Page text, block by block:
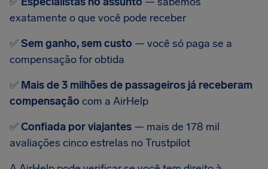
exatamente o que você pode receber
✅Sem ganho, sem custo — você só paga se a
compensação for obtida
✅ Mais de 3 milhões de passageiros já receberam
compensação com a AirHelp
✅Confiada por viajantes — mais de 178 mil
avaliações cinco estrelas no Trustpilot